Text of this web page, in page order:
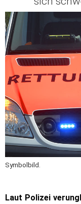
Symbolbild.
Laut Polizei